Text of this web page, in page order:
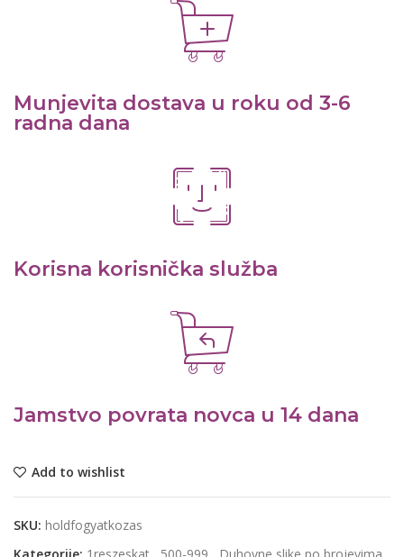
Munjevita dostava u roku od 3-6
radna dana
Korisna korisnička služba
Jamstvo povrata novca u 14 dana
Add to wishlist
SKU: holdfogyatkozas